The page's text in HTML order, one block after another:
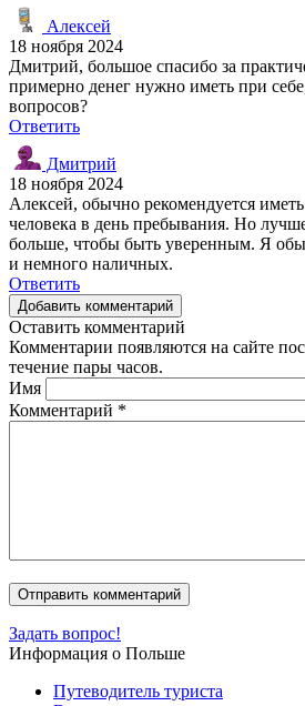
Алексей
18 ноября 2024
Дмитрий, большое спасибо за
примерно денег нужно иметь при
вопросов?
Ответить
Дмитрий
18 ноября 2024
Алексей, обычно рекомендуется
человека в день пребывания. Но
больше, чтобы быть уверенным. Я
и немного наличных.
Ответить
Добавить комментарий
Оставить комментарий
Комментарии появляются на сайте
течение пары часов.
Имя
Комментарий *
Задать вопрос!
Информация о Польше
Путеводитель туриста